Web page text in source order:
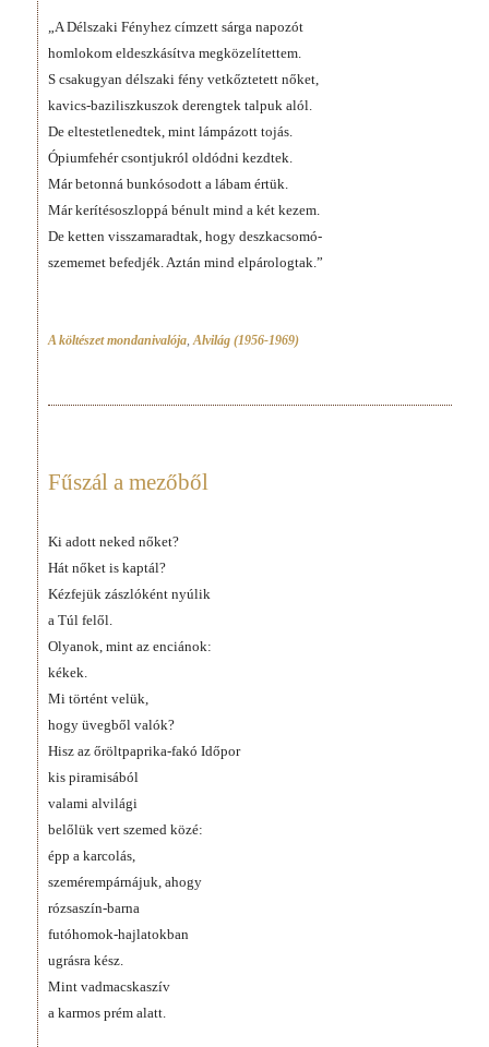
„A Délszaki Fényhez címzett sárga napozót
homlokom eldeszkásítva megközelítettem.
S csakugyan délszaki fény vetkőztetett nőket,
kavics-baziliszkuszok derengtek talpuk alól.
De eltestetlenedtek, mint lámpázott tojás.
Ópiumfehér csontjukról oldódni kezdtek.
Már betonná bunkósodott a lábam értük.
Már kerítésoszloppá bénult mind a két kezem.
De ketten visszamaradtak, hogy deszkacsomó-
szememet befedjék. Aztán mind elpárologtak.”
A költészet mondanivalója,Alvilág (1956-1969)
Fűszál a mezőből
Ki adott neked nőket?
Hát nőket is kaptál?
Kézfejük zászlóként nyúlik
a Túl felől.
Olyanok, mint az enciánok:
kékek.
Mi történt velük,
hogy üvegből valók?
Hisz az őröltpaprika-fakó Időpor
kis piramisából
valami alvilági
belőlük vert szemed közé:
épp a karcolás,
szemérempárnájuk, ahogy
rózsaszín-barna
futóhomok-hajlatokban
ugrásra kész.
Mint vadmacskaszív
a karmos prém alatt.